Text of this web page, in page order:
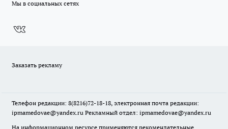
Мы в социальных сетях
Заказать рекламу
Телефон редакции: 8(8216)72-18-18, электронная почта редакции:
ipmamedovae@yandex.ru Рекламный отдел: ipmamedovae@yandex.ru
На информационном ресурсе применяются рекомендательные